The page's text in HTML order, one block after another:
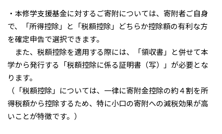
・本修学支援基金に対するご寄附については、寄附者ご自身
で、「所得控除」と「税額控除」どちらか控除額の有利な方
を確定申告で選択できます。
また、税額控除を適用する際には、「領収書」と併せて本
学から発行する「税額控除に係る証明書（写）」が必要とな
ります。
（「税額控除」については、一律に寄附金控除の約４割を所
得税額から控除するため、特に小口の寄附への減税効果が高
いことが特徴です。）